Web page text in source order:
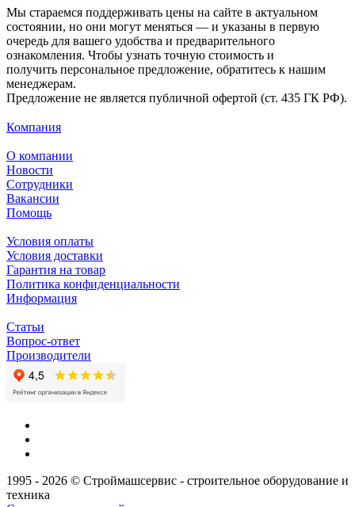
Мы стараемся поддерживать цены на сайте в актуальном
состоянии, но они могут меняться — и указаны в первую
очередь для вашего удобства и предварительного
ознакомления. Чтобы узнать точную стоимость и
получить персональное предложение, обратитесь к нашим
менеджерам.
Предложение не является публичной офертой (ст. 435 ГК РФ).
Компания
О компании
Новости
Сотрудники
Вакансии
Помощь
Условия оплаты
Условия доставки
Гарантия на товар
Политика конфиденциальности
Информация
Статьи
Вопрос-ответ
Производители
1995 - 2026 © Строймашсервис - строительное оборудование и
техника